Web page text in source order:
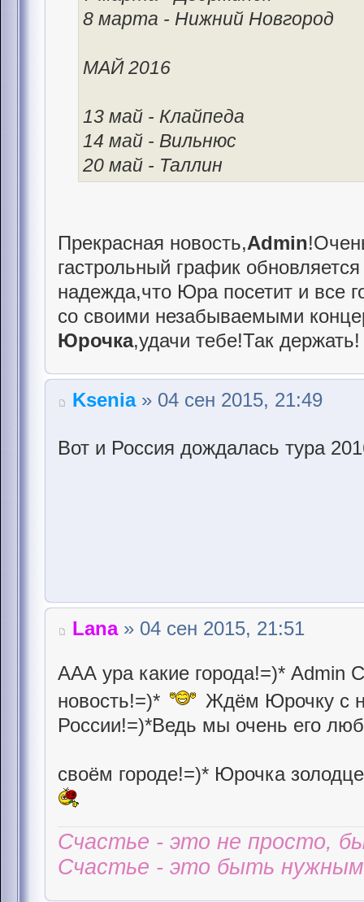
8 марта - Нижний Новгород
МАЙ 2016
13 май - Клайпеда
14 май - Вильнюс
20 май - Таллин
Прекрасная новость,Admin
гастрольный график
надежда,что Юра посетит и все
со своими незабываемыми
Юрочка,удачи тебе!Так
Ksenia» 04 сен 2015, 21:49
Вот и Россия дождалась тура
Lana» 04 сен 2015, 21:51
ААА ура какие города!=)* Admin
новость!=)*
Ждём Юрочку с
России!=)*Ведь мы очень его
своём городе!=)* Юрочка
Счастье - это не просто,
Счастье - это быть